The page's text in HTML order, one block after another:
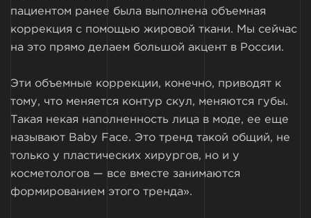
пациентом ранее была выполнена объемная
коррекция с помощью жировой ткани. Мы сейчас
на это прямо делаем большой акцент в России.
Эти объемные коррекции, конечно, приводят к
тому, что меняется контур скул, меняются губы.
Такая некая наполненность лица в моде, ее еще
называют Baby Face. Это тренд такой общий, не
только у пластических хирургов, но и у
косметологов — все вместе занимаются
формированием этого тренда».